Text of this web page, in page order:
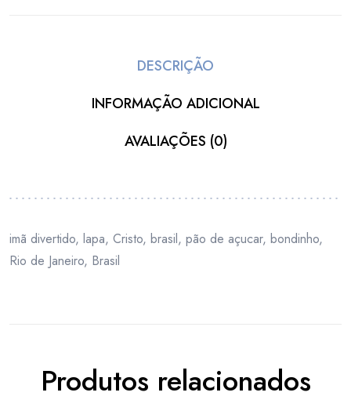
DESCRIÇÃO
INFORMAÇÃO ADICIONAL
AVALIAÇÕES (0)
imã divertido, lapa, Cristo, brasil, pão de açucar, bondinho,
Rio de Janeiro, Brasil
Produtos relacionados